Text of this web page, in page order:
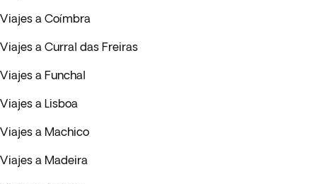
Viajes a Coímbra
Viajes a Curral das Freiras
Viajes a Funchal
Viajes a Lisboa
Viajes a Machico
Viajes a Madeira